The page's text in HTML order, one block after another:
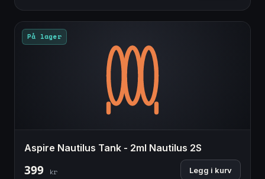
På lager
Aspire Nautilus Tank - 2ml Nautilus 2S
399 kr Legg i kurv